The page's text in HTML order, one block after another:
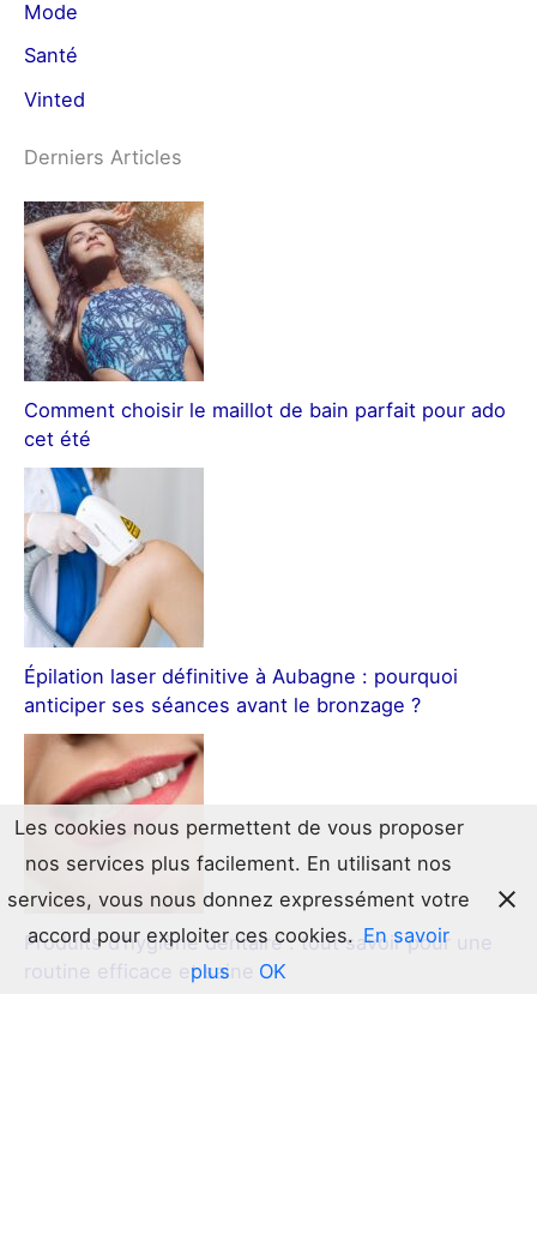
Mode
Santé
Vinted
Derniers Articles
Comment choisir le maillot de bain parfait pour ado
cet été
Épilation laser définitive à Aubagne : pourquoi
anticiper ses séances avant le bronzage ?
Produits d’hygiène dentaire : tout savoir pour une
routine efficace et saine
Les cookies nous permettent de vous proposer
nos services plus facilement. En utilisant nos
services, vous nous donnez expressément votre
accord pour exploiter ces cookies. En savoir
plus
OK